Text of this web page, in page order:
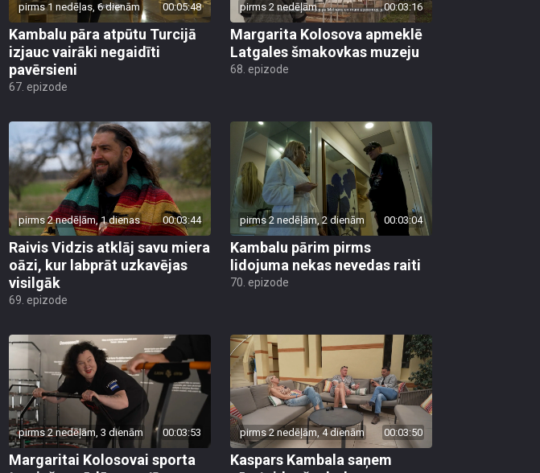
pirms 1 nedēļas, 6 dienām 00:05:48
Kambalu pāra atpūtu Turcijā
izjauc vairāki negaidīti
pavērsieni
67. epizode
pirms 2 nedēļām 00:03:16
Margarita Kolosova apmeklē
Latgales šmakovkas muzeju
68. epizode
pirms 2 nedēļām, 1 dienas 00:03:44
Raivis Vidzis atklāj savu miera
oāzi, kur labprāt uzkavējas
visilgāk
69. epizode
pirms 2 nedēļām, 2 dienām 00:03:04
Kambalu pārim pirms
lidojuma nekas nevedas raiti
70. epizode
pirms 2 nedēļām, 3 dienām 00:03:53
Margaritai Kolosovai sporta
pirms 2 nedēļām, 4 dienām 00:03:50
Kaspars Kambala saņem